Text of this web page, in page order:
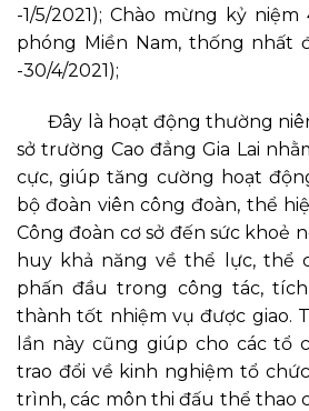
-1/5/2021); Chào mừng kỷ
phóng Miền Nam, thống nhất
-30/4/2021);
Đây là hoạt động thường
sở trường Cao đẳng Gia Lai
cực, giúp tăng cường hoạt
bộ đoàn viên công đoàn, thể
Công đoàn cơ sở đến sức khoẻ
huy khả năng về thể lực, thể
phấn đầu trong công tác,
thành tốt nhiệm vụ được giao.
lần này cũng giúp cho các tổ
trao đổi về kinh nghiệm tổ
trình, các môn thi đấu thể thao